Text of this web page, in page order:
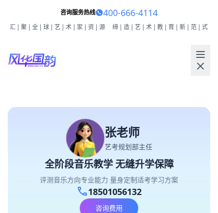
咨询服务热线 400-666-4114
汇|聚|全|球|艺|术|家|资|源 缔|造|艺|术|教|育|新|范|式
张老师
艺考规划部主任
全阶段音乐教学 无缝升学保障
评测音乐方向专业能力 量身定制适考学习方案
call18501056132
咨询费用